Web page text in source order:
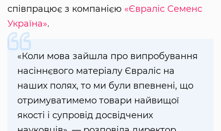
співпрацює з компанією «Євраліс Семенс
Україна».
«Коли мова зайшла про випробування
насіннєвого матеріалу Євраліс на
наших полях, то ми були впевнені, що
отримуватимемо товари найвищої
якості і супровід досвідчених